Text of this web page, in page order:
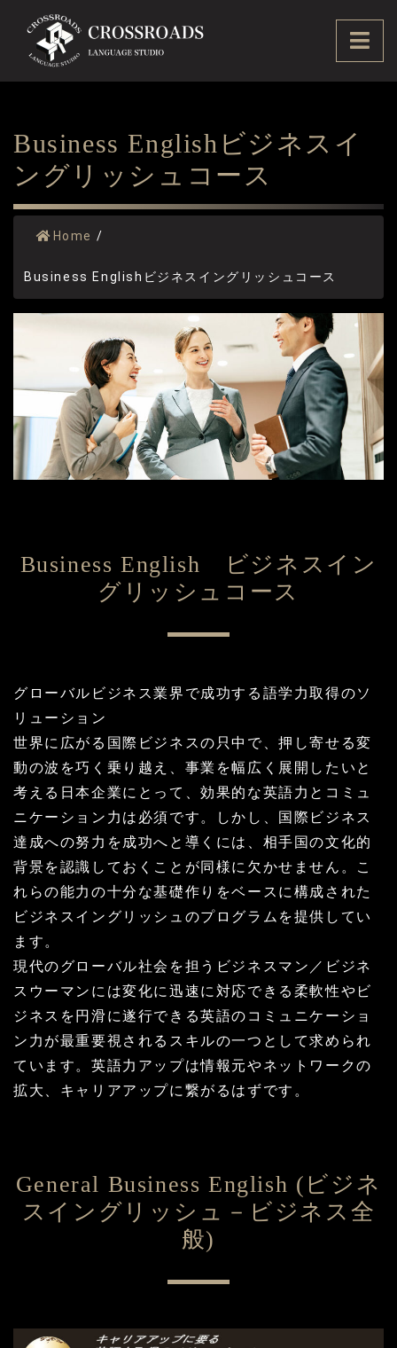
content
Business Englishビジネスイ
ングリッシュコース
Home /
Business Englishビジネスイングリッシュコース
Business English ビジネスイン
グリッシュコース
グローバルビジネス業界で成功する語学力取得のソ
リューション
世界に広がる国際ビジネスの只中で、押し寄せる変
動の波を巧く乗り越え、事業を幅広く展開したいと
考える日本企業にとって、効果的な英語力とコミュ
ニケーション力は必須です。しかし、国際ビジネス
達成への努力を成功へと導くには、相手国の文化的
背景を認識しておくことが同様に欠かせません。こ
れらの能力の十分な基礎作りをベースに構成された
ビジネスイングリッシュのプログラムを提供してい
ます。
現代のグローバル社会を担うビジネスマン／ビジネ
スウーマンには変化に迅速に対応できる柔軟性やビ
ジネスを円滑に遂行できる英語のコミュニケーショ
ン力が最重要視されるスキルの一つとして求められ
ています。英語力アップは情報元やネットワークの
拡大、キャリアアップに繋がるはずです。
General Business English (ビジネ
スイングリッシュ－ビジネス全
般)